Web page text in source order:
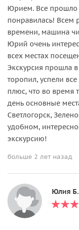
Юрием. Все прошло
понравилась!
времени, машина
Юрий очень
всех местах
Экскурсия прошла
торопил, успели
плюс, что во время
день основные
Светлогорск,
удобном,
экскурсию!
больше 2 лет назад
Юлия Б.